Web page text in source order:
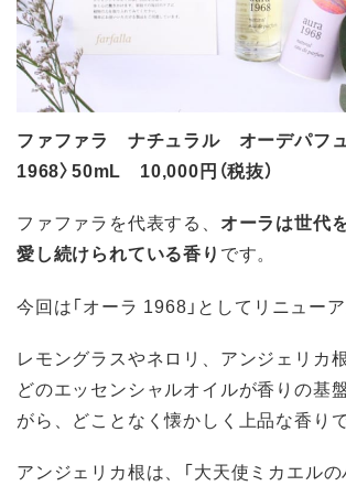
ファファラ ナチュラル オーデパフュ
1968〉50mL 10,000円（税抜）
ファファラを代表する、 オーラは世代
愛し続けられている香り です。
今回は「オーラ 1968」としてリニュー
レモングラスやネロリ、アンジェリカ
どのエッセンシャルオイルが香りの基
がら、どことなく懐かしく上品な香りで
アンジェリカ根は、「大天使ミカエルの